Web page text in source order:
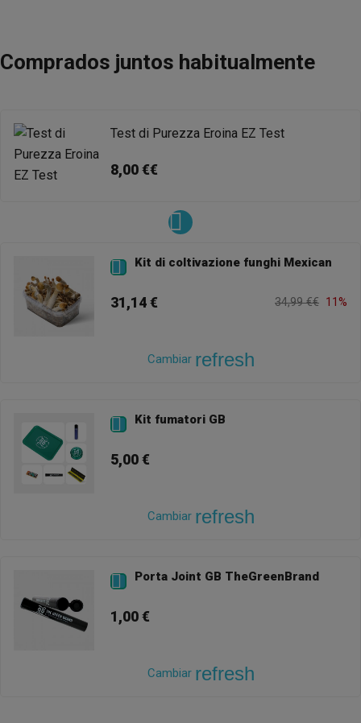
Comprados juntos habitualmente
Test di Purezza Eroina EZ Test
8,00 €€
 Kit di coltivazione funghi Mexican
31,14 € 34,99 €€ 11%
Cambiar refresh
 Kit fumatori GB
5,00 €
Cambiar refresh
 Porta Joint GB TheGreenBrand
1,00 €
Cambiar refresh